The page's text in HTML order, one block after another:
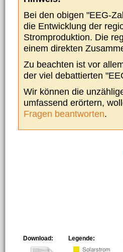
Bei den obigen "EEG-
die Entwicklung der
Stromproduktion. Die
einem direkten
Zu beachten ist vor
der viel debattierten
Wir können die
umfassend erörtern,
Fragen beantworten.
Legende:
Download: